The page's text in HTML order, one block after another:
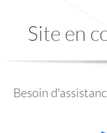
Site en
Besoin